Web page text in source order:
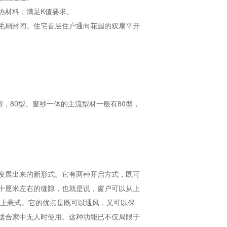
料，满足K值要求。
封闭。住宅首层住户通向花园的双扇平开
80型。窗纱一体的主流型材一般有80型，
出来的新形式。它有两种开启方式，既可
米左右的缝隙，也就是说，窗户可以从上
悬式。它的优点是既可以通风，又可以保
家中无人时使用。这种功能已不仅局限于